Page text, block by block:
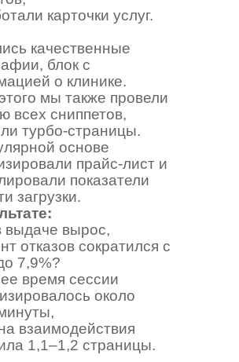
карточки услуг.
качественные
блок с
о клинике.
мы также провели
всех сниппетов,
турбо-страницы.
основе
прайс-лист и
показатели
загрузки.
выдаче вырос,
отказов сократился с
7,9%?
время сессии
около
взаимодействия
1,1–1,2 страницы.